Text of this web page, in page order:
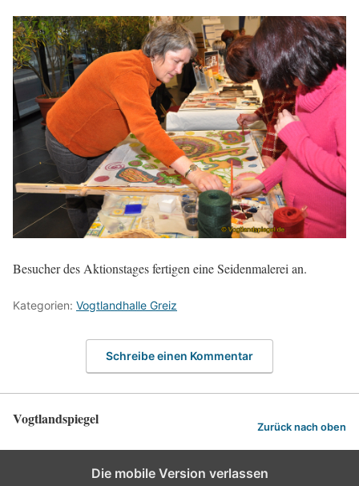
Besucher des Aktionstages fertigen eine Seidenmalerei an.
Kategorien: Vogtlandhalle Greiz
Schreibe einen Kommentar
Vogtlandspiegel Zurück nach oben
Die mobile Version verlassen